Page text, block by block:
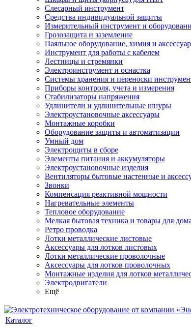
Слесарный инструмент
Средства индивидуальной защиты
Измерительный инструмент и
Грозозащита и заземление
Паяльное оборудование, химия и
Инструмент для работы с кабелем
Лестницы и стремянки
Электроинструмент и оснастка
Системы хранения и переноски
Приборы контроля, учета и измерения
Стабилизаторы напряжения
Удлинители и удлинительные шнуры
Электроустановочные аксессуары
Монтажные коробки
Оборудование защиты и автоматизации
Умный дом
Электрощиты в сборе
Элементы питания и аккумуляторы
Электроустановочные изделия
Вентиляторы бытовые настенные и
Звонки
Компенсация реактивной мощности
Нагревательные элементы
Тепловое оборудование
Мелкая бытовая техника и товары для дома
Ретро проводка
Лотки металлические листовые
Аксессуары для лотков листовых
Лотки металлические проволочные
Аксессуары для лотков проволочных
Монтажные изделия для лотков
Электродвигатели
Ещё
Каталог